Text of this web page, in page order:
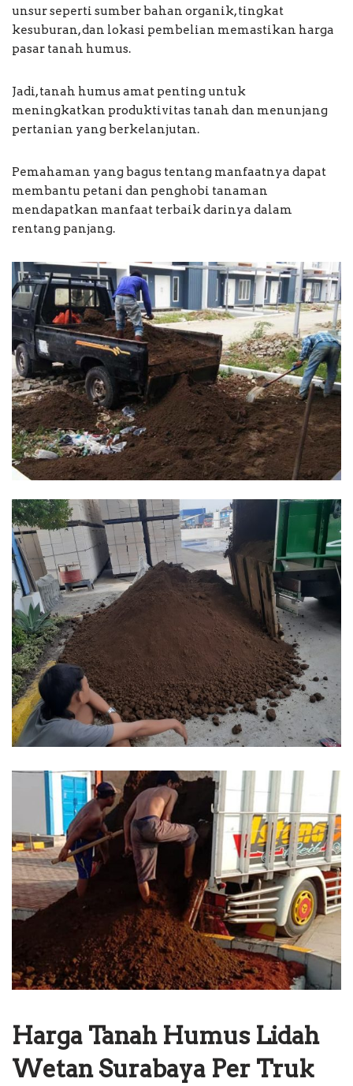
unsur seperti sumber bahan organik, tingkat
kesuburan, dan lokasi pembelian memastikan harga
pasar tanah humus.
Jadi, tanah humus amat penting untuk
meningkatkan produktivitas tanah dan menunjang
pertanian yang berkelanjutan.
Pemahaman yang bagus tentang manfaatnya dapat
membantu petani dan penghobi tanaman
mendapatkan manfaat terbaik darinya dalam
rentang panjang.
Harga Tanah Humus Lidah
Wetan Surabaya Per Truk